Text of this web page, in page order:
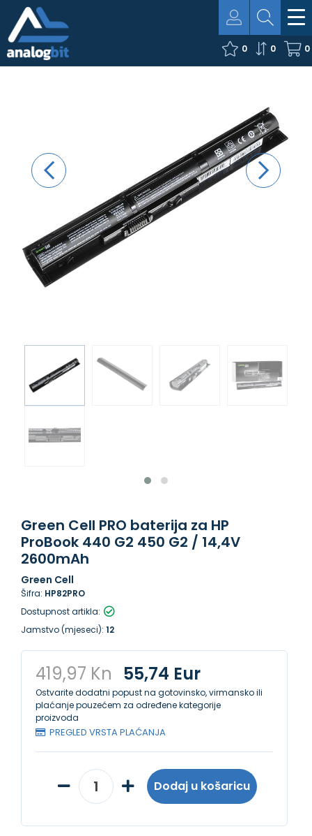
0
0
0
Green Cell PRO baterija za HP
ProBook 440 G2 450 G2 / 14,4V
2600mAh
Green Cell
Šifra: HP82PRO
Dostupnost artikla:
Jamstvo (mjeseci): 12
419,97 Kn 55,74 Eur
Ostvarite dodatni popust na gotovinsko, virmansko ili
plaćanje pouzećem za određene kategorije
proizvoda
PREGLED VRSTA PLAĆANJA
Dodaj u košaricu